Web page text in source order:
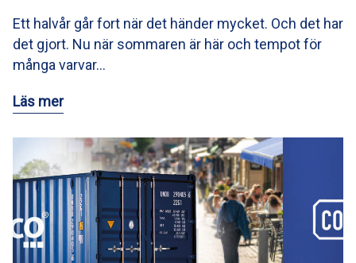
Ett halvår går fort när det händer mycket. Och det har
det gjort. Nu när sommaren är här och tempot för
många varvar…
Läs mer